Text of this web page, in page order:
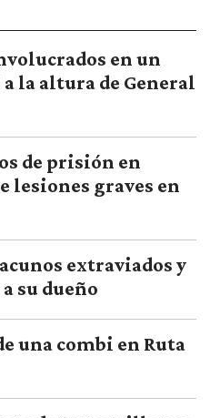
en un
la altura de General
de prisión en
lesiones graves en
extraviados y
su dueño
una combi en Ruta